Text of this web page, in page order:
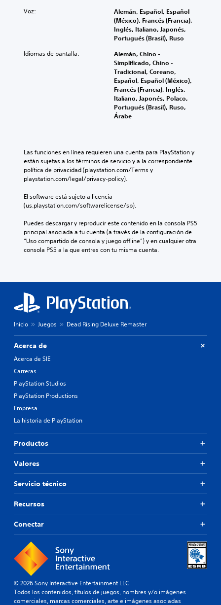
Voz:
Alemán, Español, Español
(México), Francés (Francia),
Inglés, Italiano, Japonés,
Portugués (Brasil), Ruso
Idiomas de pantalla:
Alemán, Chino -
Simplificado, Chino -
Tradicional, Coreano,
Español, Español (México),
Francés (Francia), Inglés,
Italiano, Japonés, Polaco,
Portugués (Brasil), Ruso,
Árabe
Las funciones en línea requieren una cuenta para PlayStation y
están sujetas a los términos de servicio y a la correspondiente
política de privacidad (playstation.com/Terms y
playstation.com/legal/privacy-policy).
El software está sujeto a licencia
(us.playstation.com/softwarelicense/sp).
Puedes descargar y reproducir este contenido en la consola PS5
principal asociada a tu cuenta (a través de la configuración de
“Uso compartido de consola y juego offline”) y en cualquier otra
consola PS5 a la que entres con tu misma cuenta.
Inicio Juegos Dead Rising Deluxe Remaster
Acerca de
Acerca de SIE
Carreras
PlayStation Studios
PlayStation Productions
Empresa
La historia de PlayStation
Productos
Valores
Servicio técnico
Recursos
Conectar
© 2026 Sony Interactive Entertainment LLC
Todos los contenidos, títulos de juegos, nombres y/o imágenes
comerciales, marcas comerciales, arte e imágenes asociadas